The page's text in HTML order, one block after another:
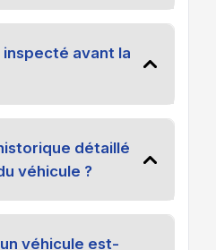
avant la
détaillé
véhicule ?
véhicule est-